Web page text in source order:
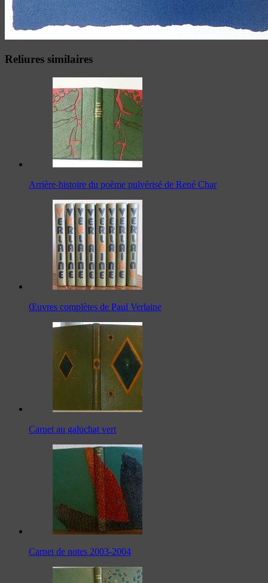
Reliures similaires
Arrière-histoire du poème pulvérisé de René Char
Œuvres complètes de Paul Verlaine
Carnet au galuchat vert
Carnet de notes 2003-2004